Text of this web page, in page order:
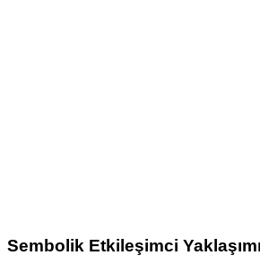
Sembolik Etkileşimci